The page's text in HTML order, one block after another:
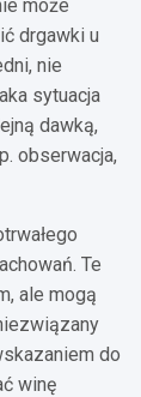
może
drgawki u
nie
sytuacja
dawką,
obserwacja,
Te
ale mogą
do
winę